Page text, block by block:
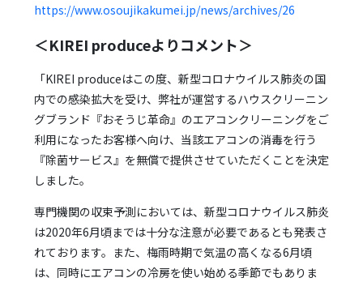
https://www.osoujikakumei.jp/news/archives/26
＜KIREI produceよりコメント＞
「KIREI produceはこの度、新型コロナウイルス肺炎の国
内での感染拡大を受け、弊社が運営するハウスクリーニン
グブランド『おそうじ革命』のエアコンクリーニングをご
利用になったお客様へ向け、当該エアコンの消毒を行う
『除菌サービス』を無償で提供させていただくことを決定
しました。
専門機関の収束予測においては、新型コロナウイルス肺炎
は2020年6月頃までは十分な注意が必要であるとも発表さ
れております。また、梅雨時期で気温の高くなる6月頃
は、同時にエアコンの冷房を使い始める季節でもありま